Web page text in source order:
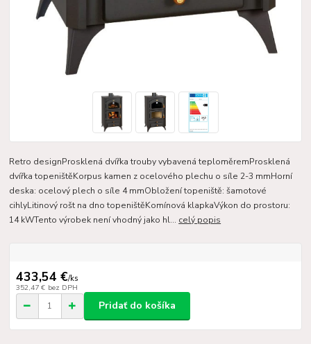
Retro designProsklená dvířka trouby vybavená teploměremProsklená
dvířka topeništěKorpus kamen z ocelového plechu o síle 2-3 mmHorní
deska: ocelový plech o síle 4 mmObložení topeniště: šamotové
cihlyLitinový rošt na dno topeništěKomínová klapkaVýkon do prostoru:
14 kWTento výrobek není vhodný jako hl... celý popis
433,54 €/ks
352,47 € bez DPH
Pridať do košíka